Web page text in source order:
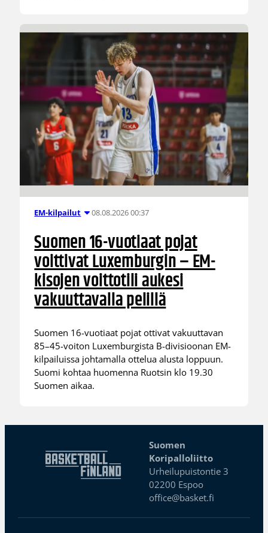
EM-kilpailut 08.08.2026 00:37
Suomen 16-vuotiaat pojat
voittivat Luxemburgin – EM-
kisojen voittotili aukesi
vakuuttavalla pelillä
Suomen 16-vuotiaat pojat ottivat vakuuttavan
85–45-voiton Luxemburgista B-divisioonan EM-
kilpailuissa johtamalla ottelua alusta loppuun.
Suomi kohtaa huomenna Ruotsin klo 19.30
Suomen aikaa.
Suomen
Koripalloliitto
Urheilupuistontie 3
02200 Espoo
office@basket.fi